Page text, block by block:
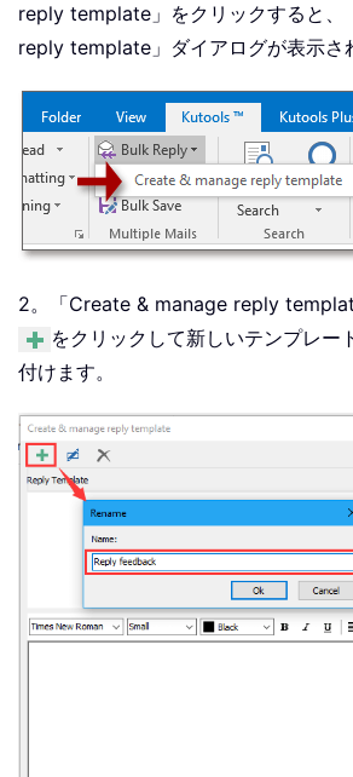
reply template 」をクリックすると、
reply template 」ダイアログが表示さ
2。「Create & manage reply
をクリックして新しいテンプレー
付けます。